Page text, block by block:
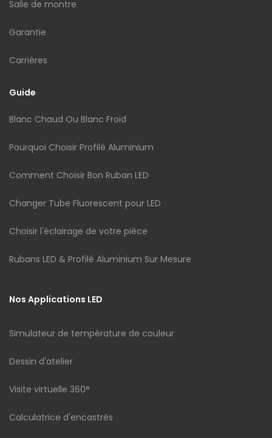
Salle de montre
Garantie
Carrières
Guide
Blanc Chaud Ou Blanc Froid
Pourquoi Choisir Profilé Aluminium
Comment Choisir Bon Ruban LED
Changer Tube Fluorescent pour LED
Choisir l'éclairage de votre pièce
Rubans LED & Profilé Aluminium Sur Mesure
Nos Applications LED
Simulateur de température de couleur
Dessin d'atelier
Visite virtuelle 360°
Calculatrice d'encastrés